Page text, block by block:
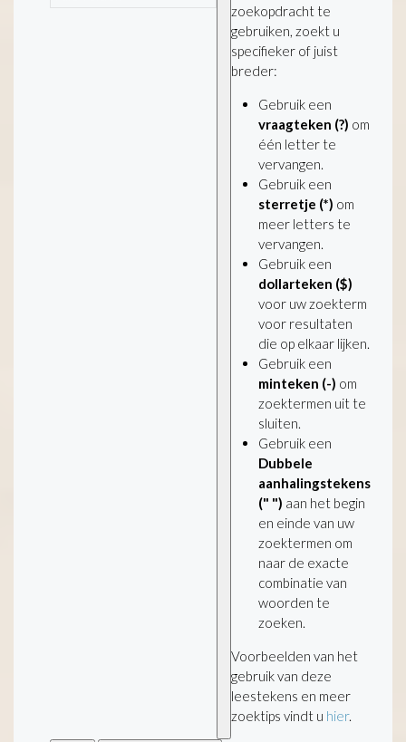
zoekopdracht te
gebruiken, zoekt u
specifieker of juist
breder:
Gebruik een
vraagteken (?) om
één letter te
vervangen.
Gebruik een
sterretje (*) om
meer letters te
vervangen.
Gebruik een
dollarteken ($)
voor uw zoekterm
voor resultaten
die op elkaar lijken.
Gebruik een
minteken (-) om
zoektermen uit te
sluiten.
Gebruik een
Dubbele
aanhalingstekens
(" ") aan het begin
en einde van uw
zoektermen om
naar de exacte
combinatie van
woorden te
zoeken.
Voorbeelden van het
gebruik van deze
leestekens en meer
zoektips vindt u hier.